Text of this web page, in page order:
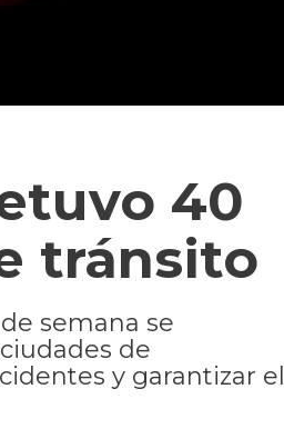
40
tránsito
semana se
de
y garantizar el